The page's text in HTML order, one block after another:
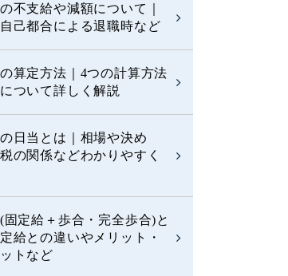
不支給や減額について｜
己都合による退職時など
算定方法｜4つの計算方法
ついて詳しく解説
日当とは｜相場や決め
の関係などわかりやすく
固定給＋歩合・完全歩合)と
給との違いやメリット・
トなど